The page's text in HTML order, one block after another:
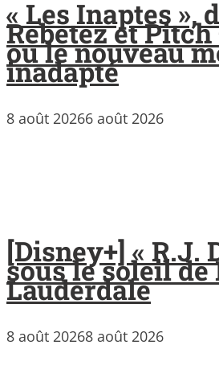
« Les Inaptes »,
Rebetez et
ou le nouveau
inadapté
8 août 20266 août 2026
[Disney+] « R.J.
sous le soleil de
Lauderdale
8 août 20268 août 2026